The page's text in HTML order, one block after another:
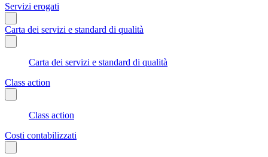
Servizi erogati
Carta dei servizi e standard di qualità
Carta dei servizi e standard di qualità
Class action
Class action
Costi contabilizzati